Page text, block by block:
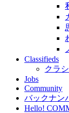
Classifieds
クラ
Jobs
Community
バックナン
Hello!